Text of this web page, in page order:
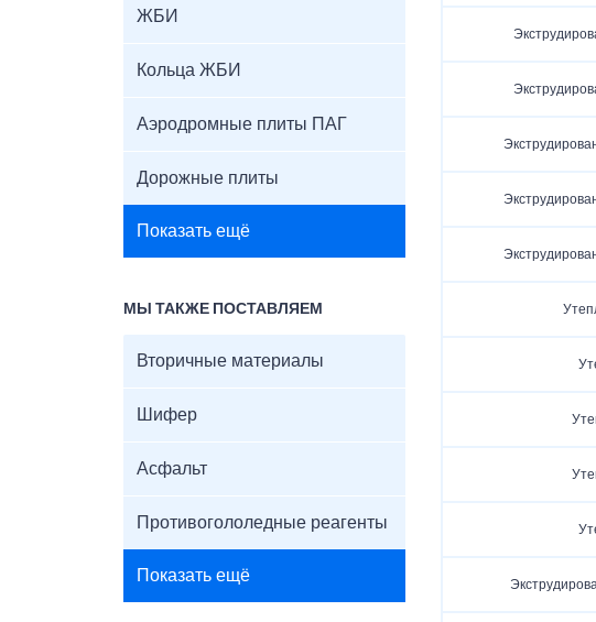
ЖБИ
Кольца ЖБИ
Аэродромные плиты ПАГ
Дорожные плиты
Показать ещё
МЫ ТАКЖЕ ПОСТАВЛЯЕМ
Вторичные материалы
Шифер
Асфальт
Противогололедные реагенты
Показать ещё